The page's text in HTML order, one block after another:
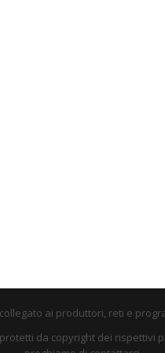
ai produttori, reti e
da copyright dei